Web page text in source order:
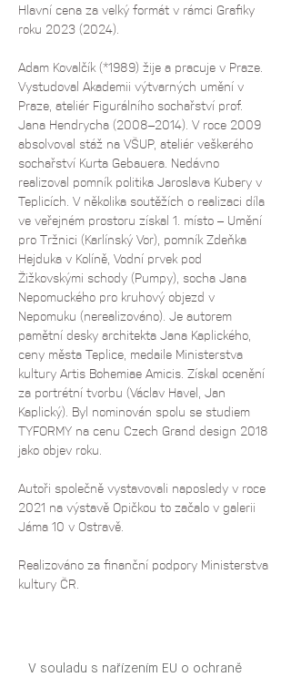
Hlavní cena za velký formát v rámci Grafiky
roku 2023 (2024).
Adam Kovalčík (*1989) žije a pracuje v Praze.
Vystudoval Akademii výtvarných umění v
Praze, ateliér Figurálního sochařství prof.
Jana Hendrycha (2008–2014). V roce 2009
absolvoval stáž na VŠUP, ateliér veškerého
sochařství Kurta Gebauera. Nedávno
realizoval pomník politika Jaroslava Kubery v
Teplicích. V několika soutěžích o realizaci díla
ve veřejném prostoru získal 1. místo – Umění
pro Tržnici (Karlínský Vor), pomník Zdeňka
Hejduka v Kolíně, Vodní prvek pod
Žižkovskými schody (Pumpy), socha Jana
Nepomuckého pro kruhový objezd v
Nepomuku (nerealizováno). Je autorem
pamětní desky architekta Jana Kaplického,
ceny města Teplice, medaile Ministerstva
kultury Artis Bohemiae Amicis. Získal ocenění
za portrétní tvorbu (Václav Havel, Jan
Kaplický). Byl nominován spolu se studiem
TYFORMY na cenu Czech Grand design 2018
jako objev roku.
Autoři společně vystavovali naposledy v roce
2021 na výstavě Opičkou to začalo v galerii
Jáma 10 v Ostravě.
Realizováno za finanční podpory Ministerstva
kultury ČR.
V souladu s nařízením EU o ochraně